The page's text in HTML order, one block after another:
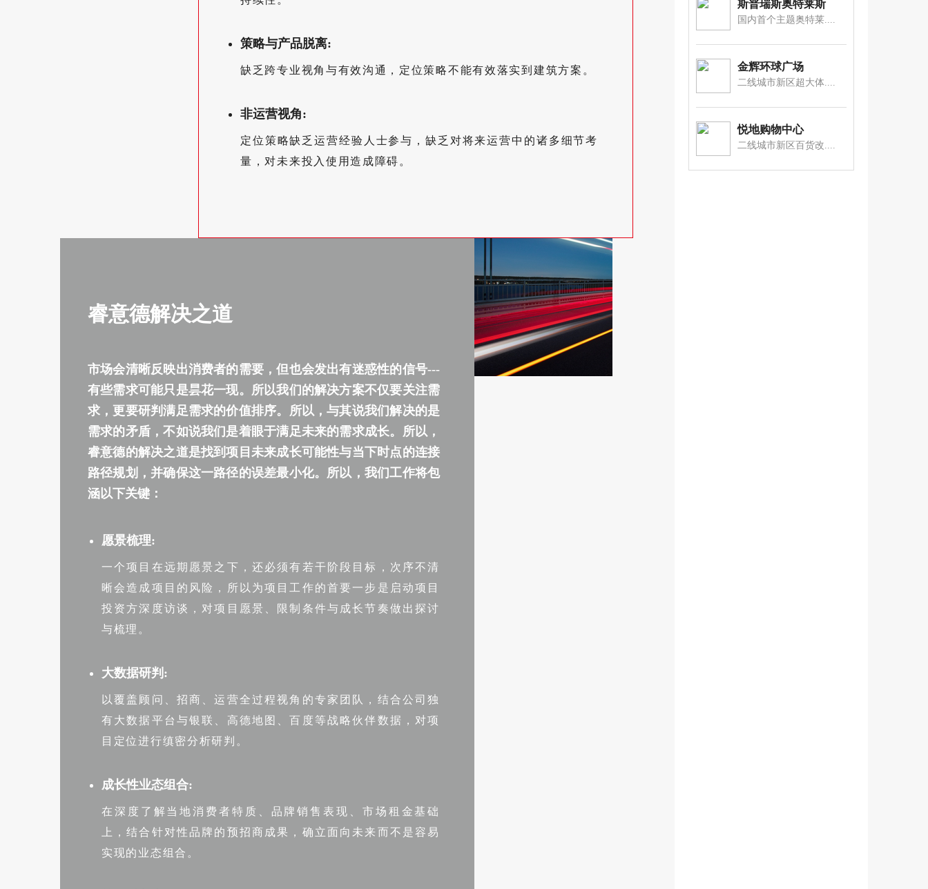
策略与产品脱离:
缺乏跨专业视角与有效沟通，定位策略不能有效落实到建筑方案。
非运营视角:
定位策略缺乏运营经验人士参与，缺乏对将来运营中的诸多细节考
量，对未来投入使用造成障碍。
睿意德解决之道
市场会清晰反映出消费者的需要，但也会发出有迷惑性的信号---
有些需求可能只是昙花一现。所以我们的解决方案不仅要关注需
求，更要研判满足需求的价值排序。所以，与其说我们解决的是
需求的矛盾，不如说我们是着眼于满足未来的需求成长。所以，
睿意德的解决之道是找到项目未来成长可能性与当下时点的连接
路径规划，并确保这一路径的误差最小化。所以，我们工作将包
涵以下关键：
愿景梳理:
一个项目在远期愿景之下，还必须有若干阶段目标，次序不清
晰会造成项目的风险，所以为项目工作的首要一步是启动项目
投资方深度访谈，对项目愿景、限制条件与成长节奏做出探讨
与梳理。
大数据研判:
以覆盖顾问、招商、运营全过程视角的专家团队，结合公司独
有大数据平台与银联、高德地图、百度等战略伙伴数据，对项
目定位进行缜密分析研判。
成长性业态组合:
在深度了解当地消费者特质、品牌销售表现、市场租金基础
上，结合针对性品牌的预招商成果，确立面向未来而不是容易
实现的业态组合。
斯普瑞斯奥特莱斯
国内首个主题奥特莱....
金辉环球广场
二线城市新区超大体....
悦地购物中心
二线城市新区百货改....